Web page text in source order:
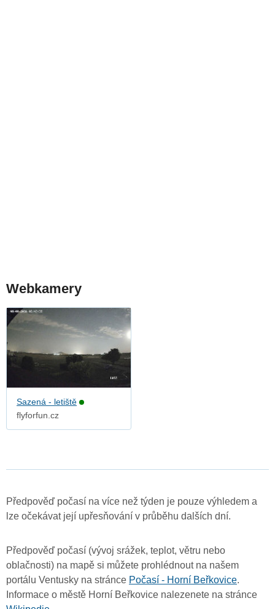
Webkamery
Sazená - letiště
flyforfun.cz
Předpověď počasí na více než týden je pouze výhledem a
lze očekávat její upřesňování v průběhu dalších dní.
Předpověď počasí (vývoj srážek, teplot, větru nebo
oblačnosti) na mapě si můžete prohlédnout na našem
portálu Ventusky na stránce Počasí - Horní Beřkovice.
Informace o městě Horní Beřkovice nalezenete na stránce